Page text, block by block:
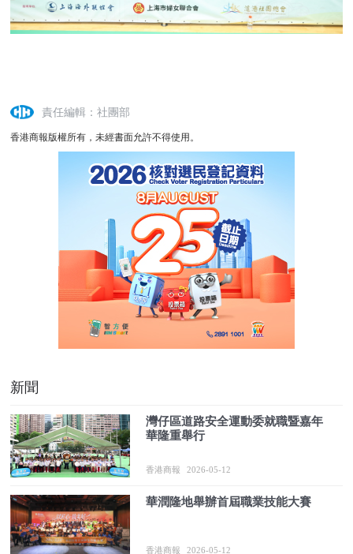
責任編輯：社團部
香港商報版權所有，未經書面允許不得使用。
新聞
灣仔區道路安全運動委就職暨嘉年
華隆重舉行
香港商報 2026-05-12
華潤隆地舉辦首屆職業技能大賽
香港商報 2026-05-12